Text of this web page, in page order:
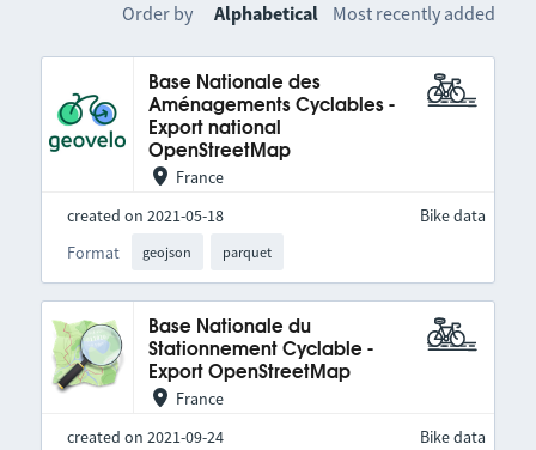
Order by Alphabetical Most recently added
Base Nationale des
Aménagements Cyclables -
Export national
OpenStreetMap
France
created on 2021-05-18
Format
geojson parquet
Bike data
Base Nationale du
Stationnement Cyclable -
Export OpenStreetMap
France
created on 2021-09-24
Bike data